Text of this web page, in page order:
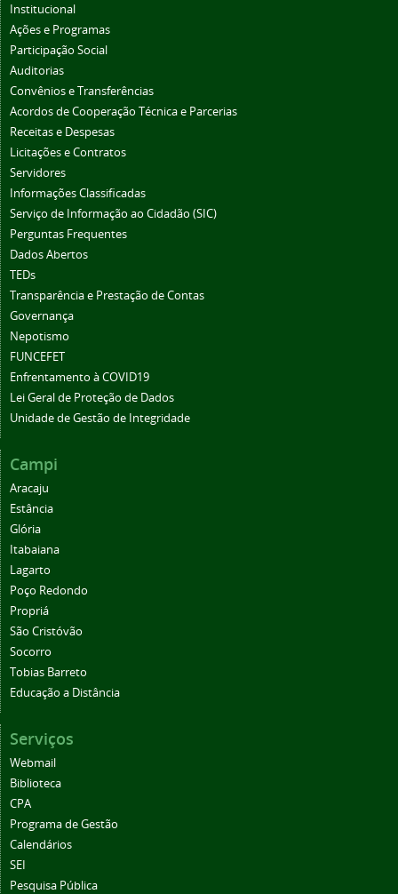
Institucional
Ações e Programas
Participação Social
Auditorias
Convênios e Transferências
Acordos de Cooperação Técnica e Parcerias
Receitas e Despesas
Licitações e Contratos
Servidores
Informações Classificadas
Serviço de Informação ao Cidadão (SIC)
Perguntas Frequentes
Dados Abertos
TEDs
Transparência e Prestação de Contas
Governança
Nepotismo
FUNCEFET
Enfrentamento à COVID19
Lei Geral de Proteção de Dados
Unidade de Gestão de Integridade
Campi
Aracaju
Estância
Glória
Itabaiana
Lagarto
Poço Redondo
Propriá
São Cristóvão
Socorro
Tobias Barreto
Educação a Distância
Serviços
Webmail
Biblioteca
CPA
Programa de Gestão
Calendários
SEI
Pesquisa Pública